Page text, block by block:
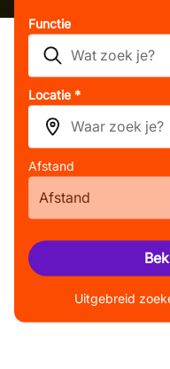
Functie
Locatie *
Afstand
Afstand
Uitgebreid